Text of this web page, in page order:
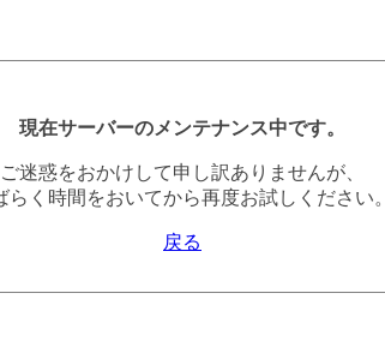
現在サーバーのメンテナンス中です。
ご迷惑をおかけして申し訳ありませんが、
らく時間をおいてから再度お試しください。
戻る